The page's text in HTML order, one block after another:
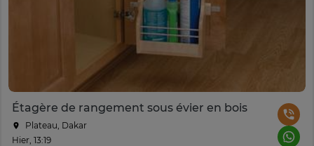
Étagère de rangement sous évier en bois
Plateau, Dakar
Hier, 13:19